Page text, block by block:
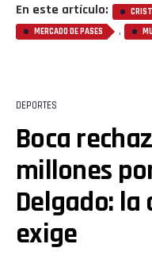
En este artículo:
MERCADO DE PASES ,
DEPORTES
Boca
millones
Delgado: la
exige
Reddit